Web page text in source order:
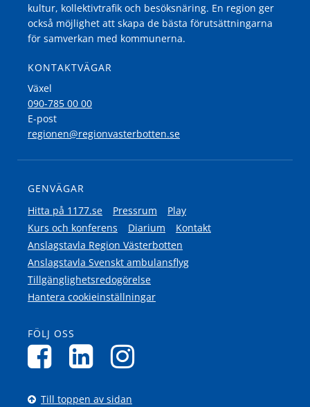
kultur, kollektivtrafik och besöksnäring. En region ger
också möjlighet att skapa de bästa förutsättningarna
för samverkan med kommunerna.
KONTAKTVÄGAR
Växel
090-785 00 00
E-post
regionen@regionvasterbotten.se
GENVÄGAR
Hitta på 1177.se
Pressrum
Play
Kurs och konferens
Diarium
Kontakt
Anslagstavla Region Västerbotten
Anslagstavla Svenskt ambulansflyg
Tillgänglighetsredogörelse
Hantera cookieinställningar
FÖLJ OSS
Till toppen av sidan